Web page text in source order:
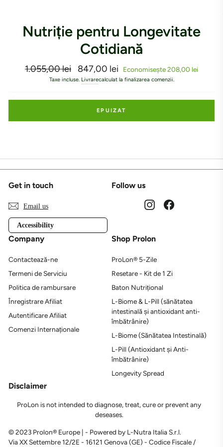
Nutriție pentru Longevitate
Cotidiană
Preț
obișnuit
1.055,00 lei
Preț
la
847,00 lei Economisește 208,00 lei
Taxe incluse. Livrarecalculat la finalizarea comenzii.
EPUIZAT
Get in touch
Email us
Accessibility
Follow us
InstagramFacebook
Company
Contactează-ne
Termeni de Serviciu
Politica de rambursare
Înregistrare Afiliat
Autentificare Afiliat
Comenzi Internaționale
Shop Prolon
ProLon® 5-Zile
Resetare - Kit de 1 Zi
Baton Nutrițional
L-Biome & L-Pill (sănătatea
intestinală și antioxidant anti-
îmbătrânire)
L-Biome (Sănătatea Intestinală)
L-Pill (Antioxidant și Anti-
îmbătrânire)
Longevity Spread
Disclaimer
ProLon is not intended to diagnose, treat, cure or prevent any
deseases.
© 2023 Prolon® Europe | - Powered by L-Nutra Italia S.r.l.
Via XX Settembre 12/2E - 16121 Genova (GE) - Codice Fiscale /